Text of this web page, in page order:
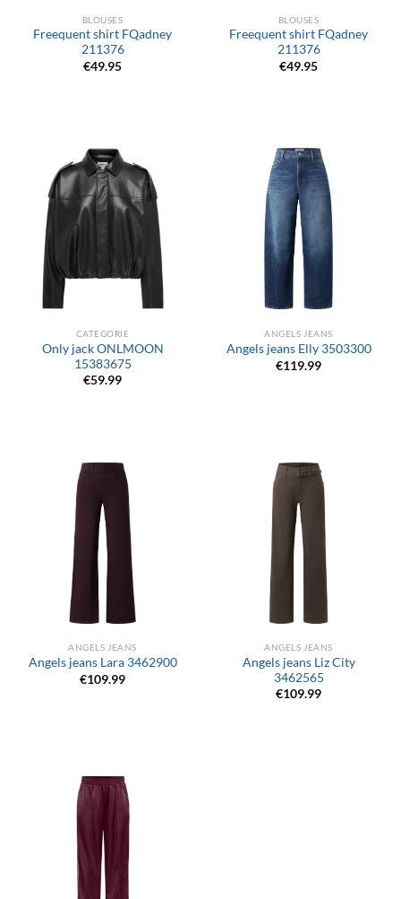
BLOUSES
Freequent shirt FQadney
211376
€49.95
BLOUSES
Freequent shirt FQadney
211376
€49.95
CATEGORIE
Only jack ONLMOON
15383675
€59.99
ANGELS JEANS
Angels jeans Elly 3503300
€119.99
ANGELS JEANS
Angels jeans Lara 3462900
€109.99
ANGELS JEANS
Angels jeans Liz City
3462565
€109.99